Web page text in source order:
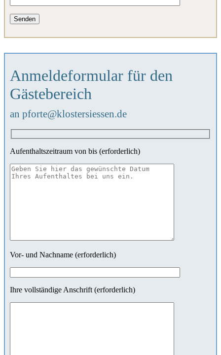
Anmeldeformular für den
Gästebereich
an pforte@klostersiessen.de
Aufenthaltszeitraum von bis (erforderlich)
Vor- und Nachname (erforderlich)
Ihre vollständige Anschrift (erforderlich)